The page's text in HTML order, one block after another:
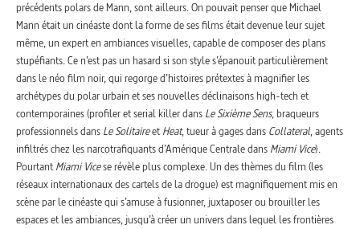
précédents polars de Mann, sont ailleurs. On pouvait penser que Michael
Mann était un cinéaste dont la forme de ses films était devenue leur sujet
même, un expert en ambiances visuelles, capable de composer des plans
stupéfiants. Ce n’est pas un hasard si son style s’épanouit particulièrement
dans le néo film noir, qui regorge d’histoires prétextes à magnifier les
archétypes du polar urbain et ses nouvelles déclinaisons high-tech et
contemporaines (profiler et serial killer dans Le Sixième Sens, braqueurs
professionnels dans Le Solitaireet Heat, tueur à gages dans Collateral, agents
infiltrés chez les narcotrafiquants d’Amérique Centrale dans Miami Vice).
Pourtant Miami Vicese révèle plus complexe. Un des thèmes du film (les
réseaux internationaux des cartels de la drogue) est magnifiquement mis en
scène par le cinéaste qui s’amuse à fusionner, juxtaposer ou brouiller les
espaces et les ambiances, jusqu’à créer un univers dans lequel les frontières